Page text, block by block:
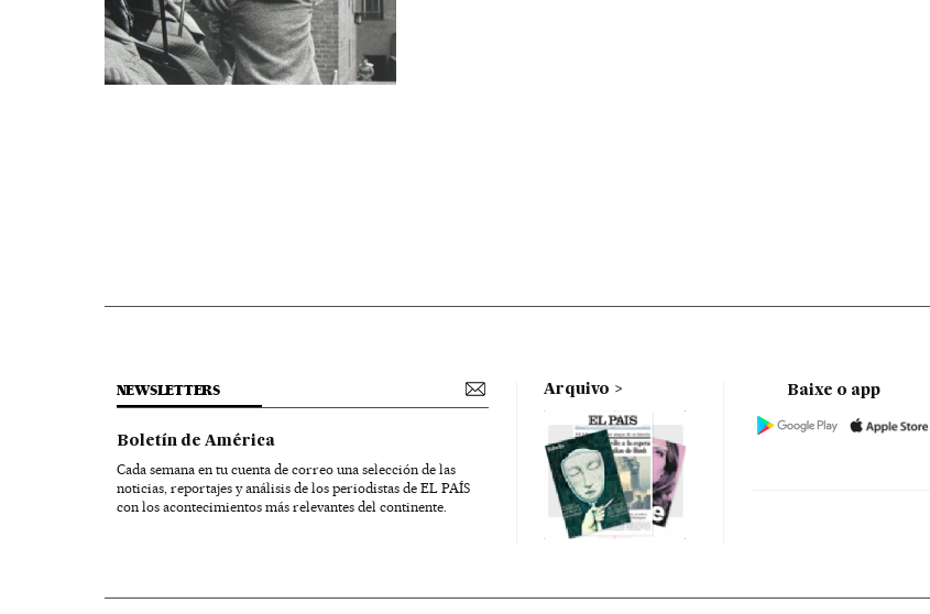
NEWSLETTERS
Boletín de América
Cada semana en tu cuenta de correo una selección de las
noticias, reportajes y análisis de los periodistas de EL PAÍS
con los acontecimientos más relevantes del continente.
Arquivo Baixe o app